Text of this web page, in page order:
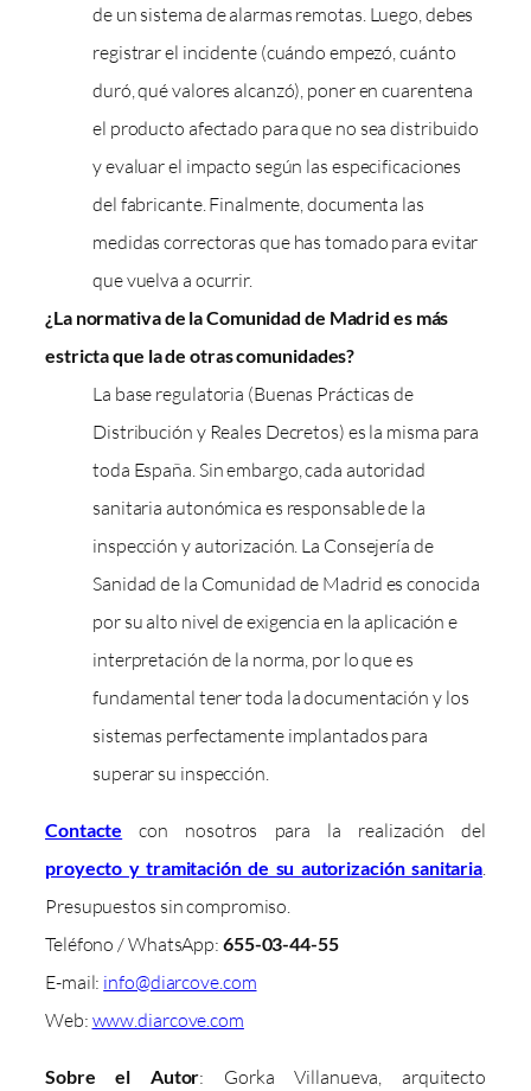
de un sistema de alarmas remotas. Luego, debes
registrar el incidente (cuándo empezó, cuánto
duró, qué valores alcanzó), poner en cuarentena
el producto afectado para que no sea distribuido
y evaluar el impacto según las especificaciones
del fabricante. Finalmente, documenta las
medidas correctoras que has tomado para evitar
que vuelva a ocurrir.
¿La normativa de la Comunidad de Madrid es más
estricta que la de otras comunidades?
La base regulatoria (Buenas Prácticas de
Distribución y Reales Decretos) es la misma para
toda España. Sin embargo, cada autoridad
sanitaria autonómica es responsable de la
inspección y autorización. La Consejería de
Sanidad de la Comunidad de Madrid es conocida
por su alto nivel de exigencia en la aplicación e
interpretación de la norma, por lo que es
fundamental tener toda la documentación y los
sistemas perfectamente implantados para
superar su inspección.
Contacte con nosotros para la realización del
proyecto y tramitación de su autorización sanitaria.
Presupuestos sin compromiso.
Teléfono / WhatsApp: 655-03-44-55
E-mail: info@diarcove.com
Web: www.diarcove.com
Sobre el Autor: Gorka Villanueva, arquitecto